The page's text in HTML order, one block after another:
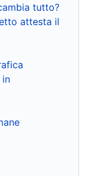
tutto?
attesta il
in